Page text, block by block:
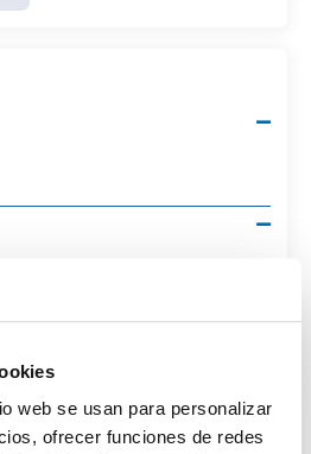
web se usan para personalizar
ofrecer funciones de redes